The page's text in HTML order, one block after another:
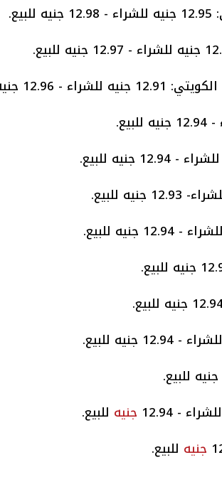
جنيه للبيع.
- 12.94 جنيه للبيع.
جنيه للبيع.